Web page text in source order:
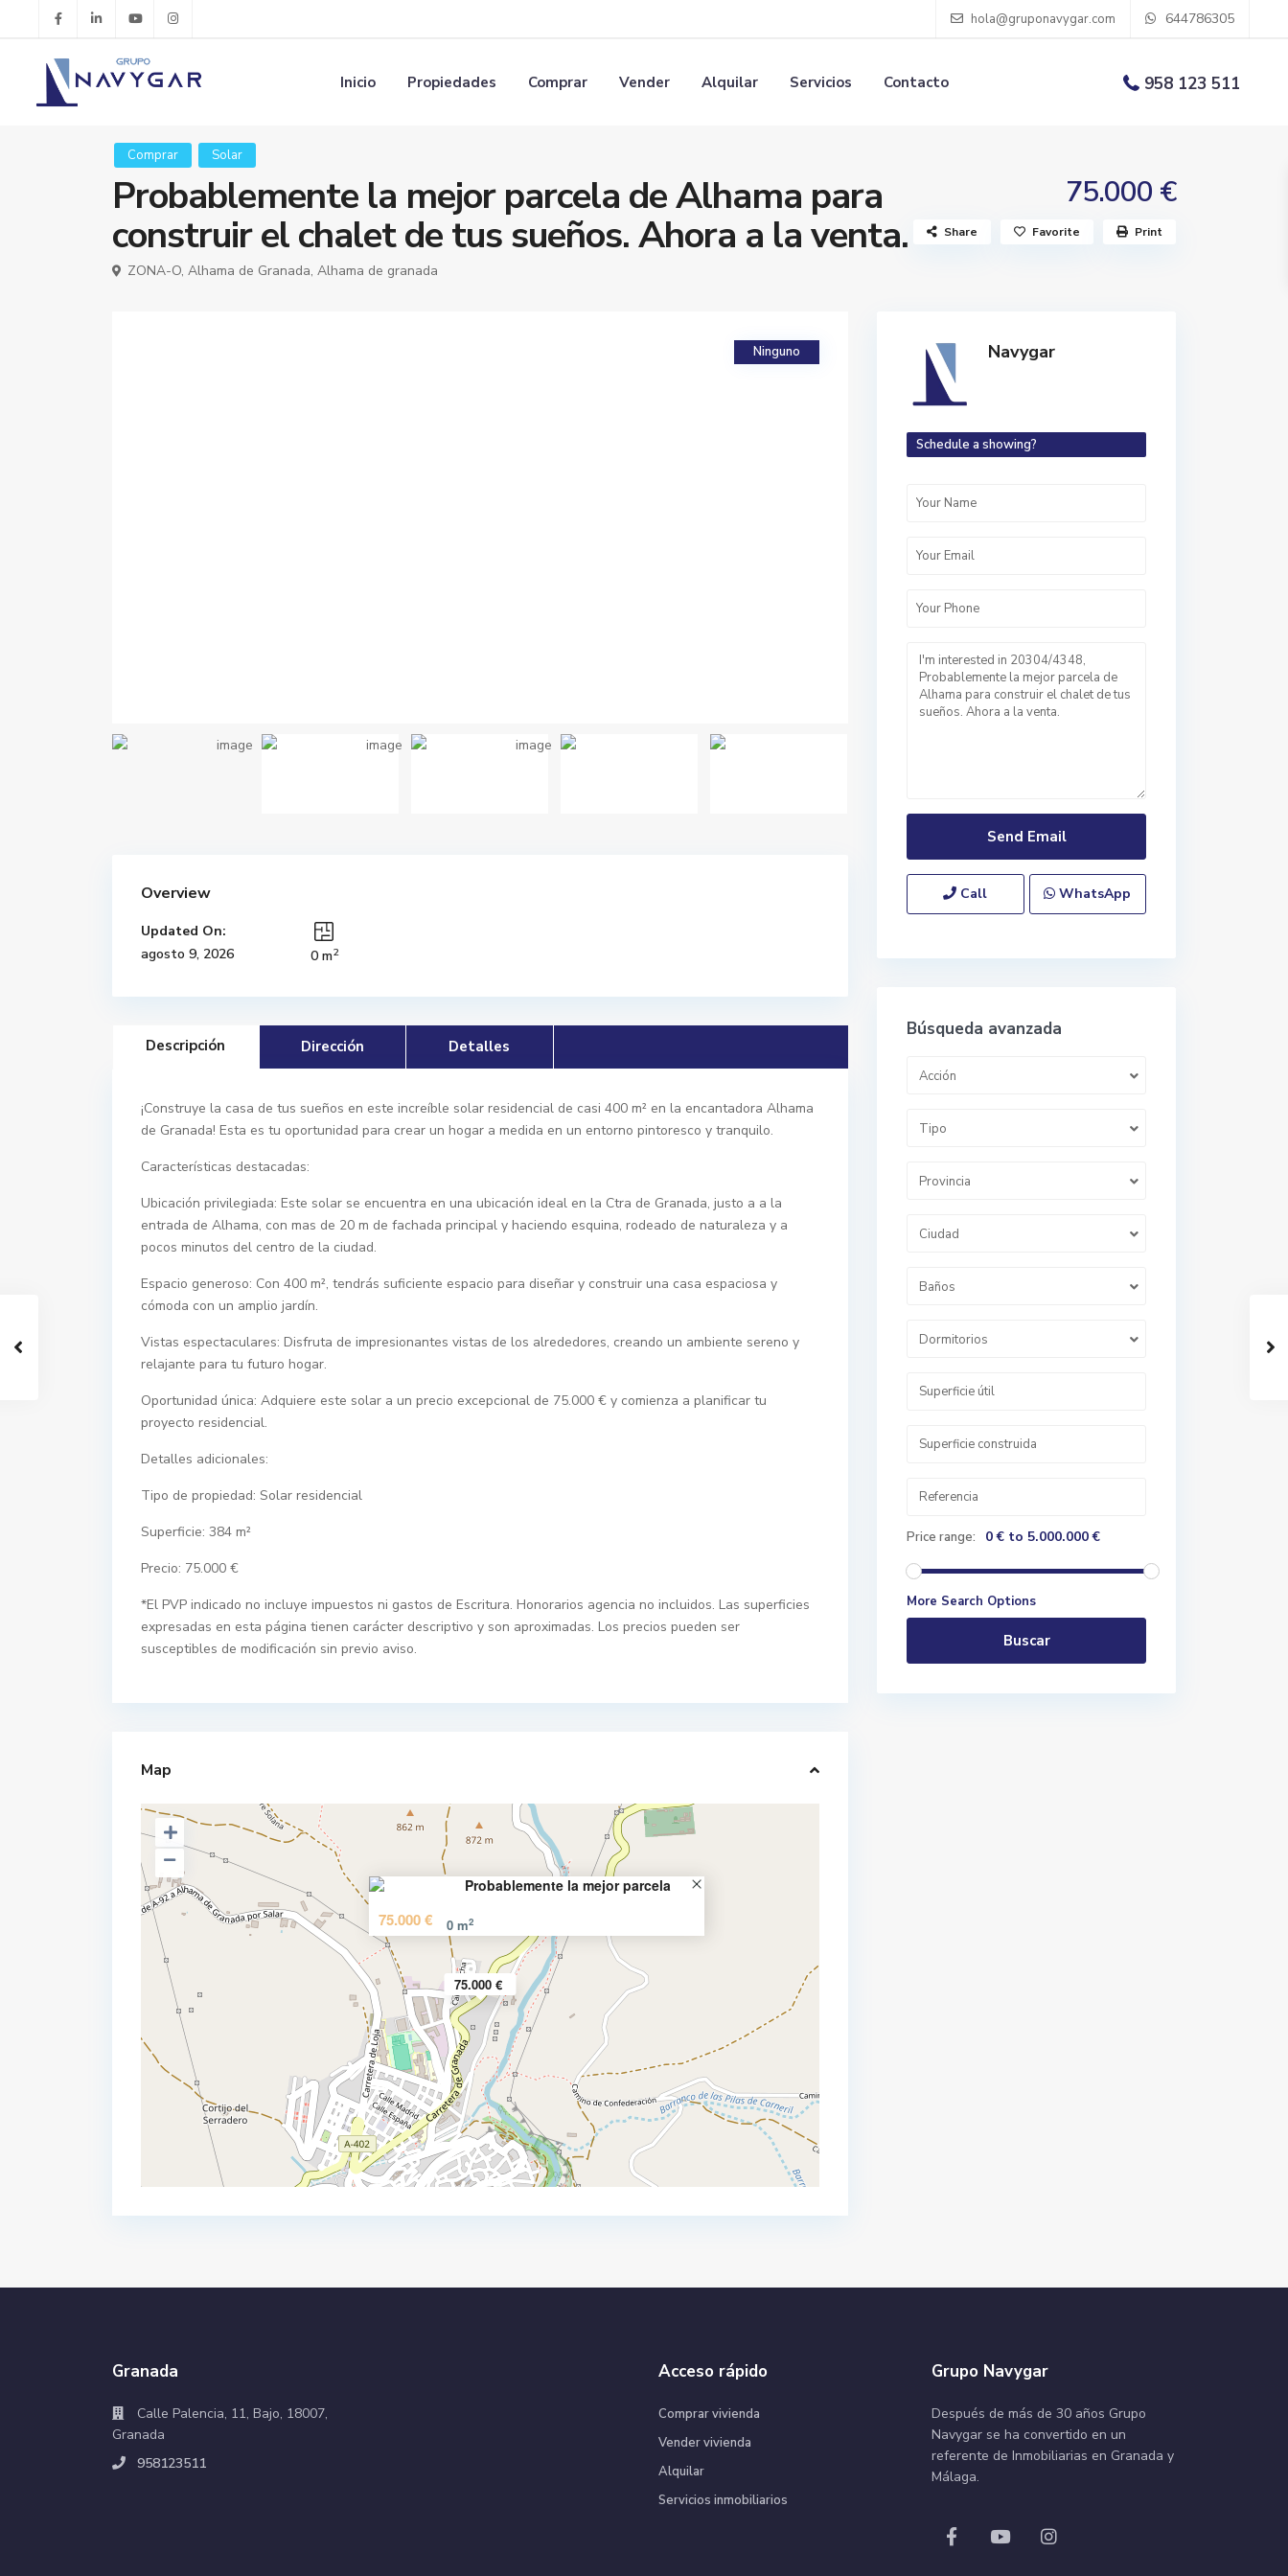
hola@gruponavygar.com 644786305
958 123 511
Inicio Propiedades Comprar Vender Alquilar Servicios Contacto
Comprar Solar
Probablemente la mejor parcela de Alhama para
construir el chalet de tus sueños. Ahora a la venta.
75.000 €
ZONA-O, Alhama de Granada, Alhama de granada
Share Favorite Print
Ninguno
Overview
Updated On:
agosto 9, 2026
0 m2
Descripción Dirección Detalles
¡Construye la casa de tus sueños en este increíble solar residencial de casi 400 m² en la encantadora Alhama
de Granada! Esta es tu oportunidad para crear un hogar a medida en un entorno pintoresco y tranquilo.
Características destacadas:
Ubicación privilegiada: Este solar se encuentra en una ubicación ideal en la Ctra de Granada, justo a a la
entrada de Alhama, con mas de 20 m de fachada principal y haciendo esquina, rodeado de naturaleza y a
pocos minutos del centro de la ciudad.
Espacio generoso: Con 400 m², tendrás suficiente espacio para diseñar y construir una casa espaciosa y
cómoda con un amplio jardín.
Vistas espectaculares: Disfruta de impresionantes vistas de los alrededores, creando un ambiente sereno y
relajante para tu futuro hogar.
Oportunidad única: Adquiere este solar a un precio excepcional de 75.000 € y comienza a planificar tu
proyecto residencial.
Detalles adicionales:
Tipo de propiedad: Solar residencial
Superficie: 384 m²
Precio: 75.000 €
*El PVP indicado no incluye impuestos ni gastos de Escritura. Honorarios agencia no incluidos. Las superficies
expresadas en esta página tienen carácter descriptivo y son aproximadas. Los precios pueden ser
susceptibles de modificación sin previo aviso.
Map
75.000 €
Probablemente la mejor parcela
75.000 € 0 m2
Navygar
Schedule a showing?
Call WhatsApp
Búsqueda avanzada
Acción
Tipo
Provincia
Ciudad
Baños
Dormitorios
Price range: 0 € to 5.000.000 €
More Search Options
Buscar
Granada
Calle Palencia, 11, Bajo, 18007,
Granada
958123511
Acceso rápido
Comprar vivienda
Vender vivienda
Alquilar
Servicios inmobiliarios
Grupo Navygar
Después de más de 30 años Grupo
Navygar se ha convertido en un
referente de Inmobiliarias en Granada y
Málaga.